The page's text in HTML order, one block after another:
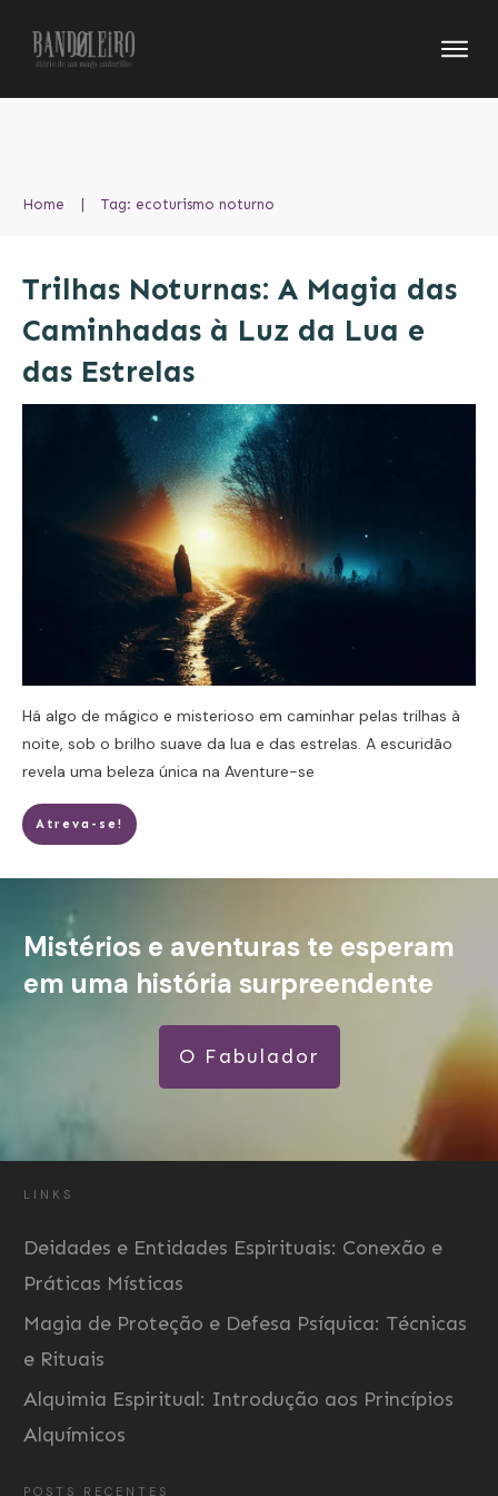
Home | Tag: ecoturismo noturno
Trilhas Noturnas: A Magia das
Caminhadas à Luz da Lua e
das Estrelas
Há algo de mágico e misterioso em caminhar pelas trilhas à
noite, sob o brilho suave da lua e das estrelas. A escuridão
revela uma beleza única na Aventure-se
Atreva-se!
Mistérios e aventuras te esperam
em uma história surpreendente
O Fabulador
POSTS RECENTES
LINKS
Deidades e Entidades Espirituais: Conexão e
Práticas Místicas
Magia de Proteção e Defesa Psíquica: Técnicas
e Rituais
Alquimia Espiritual: Introdução aos Princípios
Alquímicos